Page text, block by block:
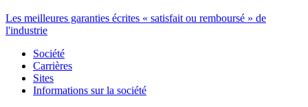
Les meilleures garanties écrites « satisfait ou remboursé » de
l'industrie
Société
Carrières
Sites
Informations sur la société